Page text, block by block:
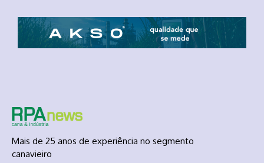
Mais de 25 anos de experiência no segmento
canavieiro